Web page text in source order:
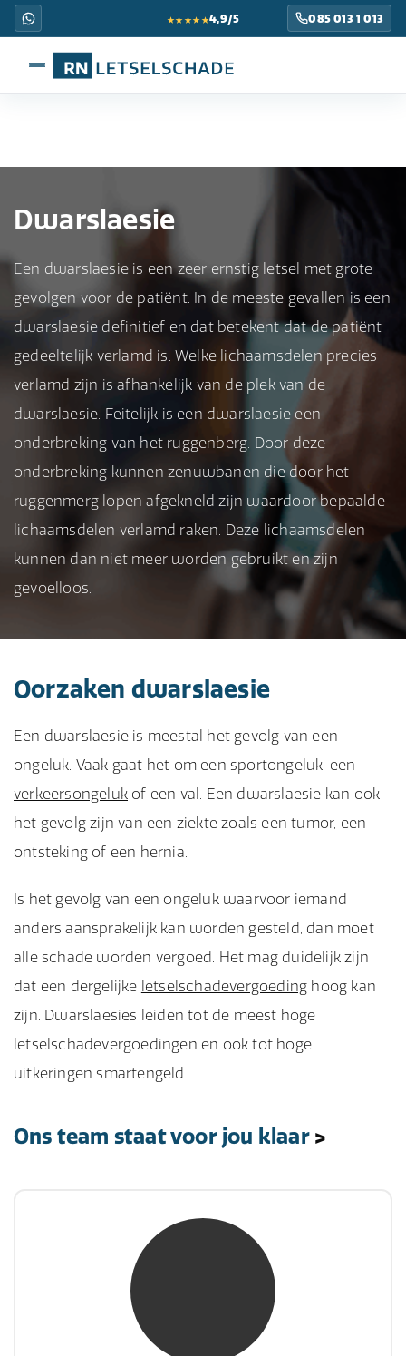
★★★★★4,9/5 085 013 1 013
Dwarslaesie
Een dwarslaesie is een zeer ernstig letsel met grote
gevolgen voor de patiënt. In de meeste gevallen is een
dwarslaesie definitief en dat betekent dat de patiënt
gedeeltelijk verlamd is. Welke lichaamsdelen precies
verlamd zijn is afhankelijk van de plek van de
dwarslaesie. Feitelijk is een dwarslaesie een
onderbreking van het ruggenberg. Door deze
onderbreking kunnen zenuwbanen die door het
ruggenmerg lopen afgekneld zijn waardoor bepaalde
lichaamsdelen verlamd raken. Deze lichaamsdelen
kunnen dan niet meer worden gebruikt en zijn
gevoelloos.
Oorzaken dwarslaesie
Een dwarslaesie is meestal het gevolg van een
ongeluk. Vaak gaat het om een sportongeluk, een
verkeersongeluk of een val. Een dwarslaesie kan ook
het gevolg zijn van een ziekte zoals een tumor, een
ontsteking of een hernia.
Is het gevolg van een ongeluk waarvoor iemand
anders aansprakelijk kan worden gesteld, dan moet
alle schade worden vergoed. Het mag duidelijk zijn
dat een dergelijke letselschadevergoeding hoog kan
zijn. Dwarslaesies leiden tot de meest hoge
letselschadevergoedingen en ook tot hoge
uitkeringen smartengeld.
Ons team staat voor jou klaar>
mw. mr. S. Gholamalian
NIVRE Register-Expert
“Als je de richting van de wind niet kunt
veranderen, verander dan de stand van je